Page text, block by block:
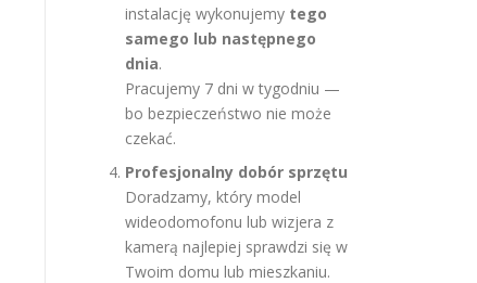
instalację wykonujemy tego
samego lub następnego
dnia.
Pracujemy 7 dni w tygodniu —
bo bezpieczeństwo nie może
czekać.
Profesjonalny dobór sprzętu
Doradzamy, który model
wideodomofonu lub wizjera z
kamerą najlepiej sprawdzi się w
Twoim domu lub mieszkaniu.